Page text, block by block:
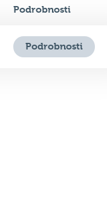
Podrobnosti
Podrobnosti